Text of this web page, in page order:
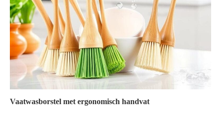
Vaatwasborstel met ergonomisch handvat